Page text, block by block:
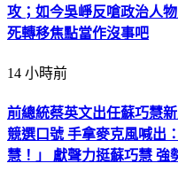
攻；如今吳崢反嗆政治人
死轉移焦點當作沒事吧
14 小時前
前總統蔡英文出任蘇巧慧
競選口號 手拿麥克風喊出
慧！」 獻聲力挺蘇巧慧 強